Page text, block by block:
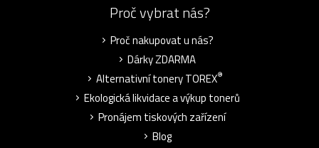
Proč vybrat nás?
Proč nakupovat u nás?
Dárky ZDARMA
Alternativní tonery TOREX®
Ekologická likvidace a výkup tonerů
Pronájem tiskových zařízení
Blog